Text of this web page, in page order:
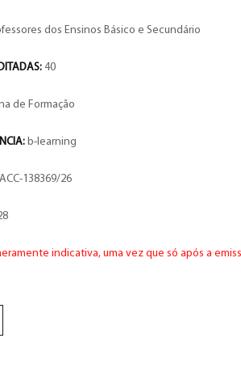
dos Ensinos Básico e Secundário
40
de Formação
b-learning
138369/26
indicativa, uma vez que só após a